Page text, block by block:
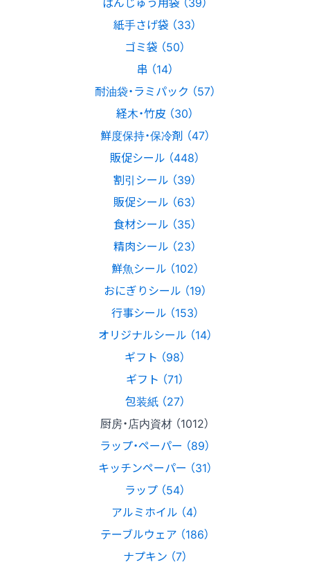
紙手さげ袋 （33）
ゴミ袋 （50）
串 （14）
耐油袋・ラミパック （57）
経木・竹皮 （30）
鮮度保持・保冷剤 （47）
販促シール （448）
割引シール （39）
販促シール （63）
食材シール （35）
精肉シール （23）
鮮魚シール （102）
おにぎりシール （19）
行事シール （153）
オリジナルシール （14）
ギフト （98）
ギフト （71）
包装紙 （27）
厨房・店内資材 （1012）
ラップ・ペーパー （89）
キッチンペーパー （31）
ラップ （54）
アルミホイル （4）
テーブルウェア （186）
ナプキン （7）